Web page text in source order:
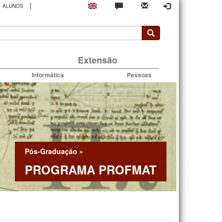
ALUNOS |
Extensão
Informática Pessoas
Pós-Graduação »
PROGRAMA PROFMAT